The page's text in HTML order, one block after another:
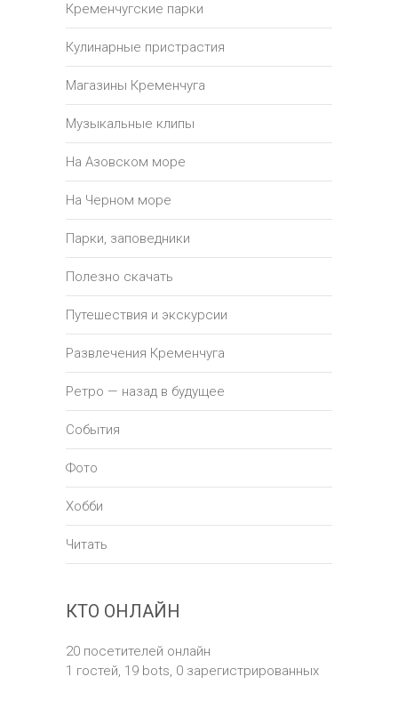
Кременчугские парки
Кулинарные пристрастия
Магазины Кременчуга
Музыкальные клипы
На Азовском море
На Черном море
Парки, заповедники
Полезно скачать
Путешествия и экскурсии
Развлечения Кременчуга
Ретро — назад в будущее
События
Фото
Хобби
Читать
КТО ОНЛАЙН
20 посетителей онлайн
1 гостей, 19 bots, 0 зарегистрированных